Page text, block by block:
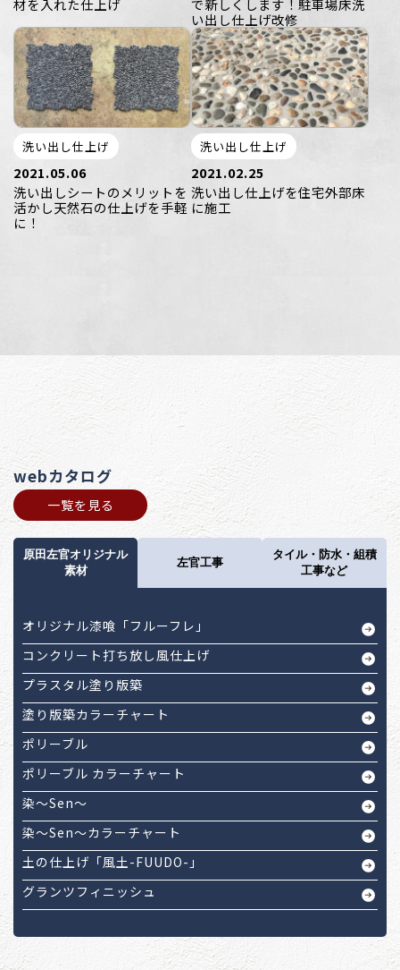
材を入れた仕上げ
で新しくします！駐車場床洗
い出し仕上げ改修
洗い出し仕上げ
2021.05.06
洗い出しシートのメリットを
活かし天然石の仕上げを手軽
に！
洗い出し仕上げ
2021.02.25
洗い出し仕上げを住宅外部床
に施工
webカタログ
一覧を見る
原田左官オリジナル
素材
左官工事
タイル・防水・組積
工事など
オリジナル漆喰「フルーフレ」
コンクリート打ち放し風仕上げ
プラスタル塗り版築
塗り版築カラーチャート
ポリーブル
ポリーブル カラーチャート
染～Sen～
染～Sen～カラーチャート
土の仕上げ「風土-FUUDO-」
グランツフィニッシュ